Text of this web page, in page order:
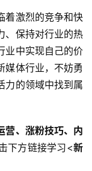
着激烈的竞争和快
、保持对行业的热
业中实现自己的价
媒体行业，不妨勇
力的领域中找到属
营、涨粉技巧、内
下方链接学习<新